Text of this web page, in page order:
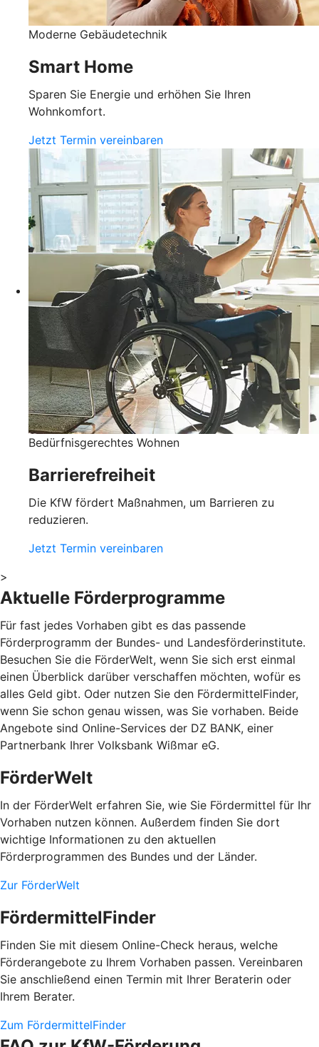
Moderne Gebäudetechnik
Smart Home
Sparen Sie Energie und erhöhen Sie Ihren
Wohnkomfort.
Jetzt Termin vereinbaren
Bedürfnisgerechtes Wohnen
Barrierefreiheit
Die KfW fördert Maßnahmen, um Barrieren zu
reduzieren.
Jetzt Termin vereinbaren
>
Aktuelle Förderprogramme
Für fast jedes Vorhaben gibt es das passende
Förderprogramm der Bundes- und Landesförderinstitute.
Besuchen Sie die FörderWelt, wenn Sie sich erst einmal
einen Überblick darüber verschaffen möchten, wofür es
alles Geld gibt. Oder nutzen Sie den FördermittelFinder,
wenn Sie schon genau wissen, was Sie vorhaben. Beide
Angebote sind Online-Services der DZ BANK, einer
Partnerbank Ihrer Volksbank Wißmar eG.
FörderWelt
In der FörderWelt erfahren Sie, wie Sie Fördermittel für Ihr
Vorhaben nutzen können. Außerdem finden Sie dort
wichtige Informationen zu den aktuellen
Förderprogrammen des Bundes und der Länder.
Zur FörderWelt
FördermittelFinder
Finden Sie mit diesem Online-Check heraus, welche
Förderangebote zu Ihrem Vorhaben passen. Vereinbaren
Sie anschließend einen Termin mit Ihrer Beraterin oder
Ihrem Berater.
Zum FördermittelFinder